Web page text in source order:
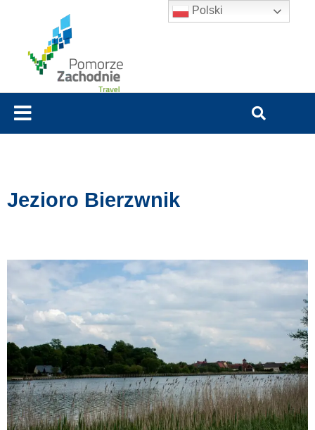
Jezioro Bierzwnik
Polski